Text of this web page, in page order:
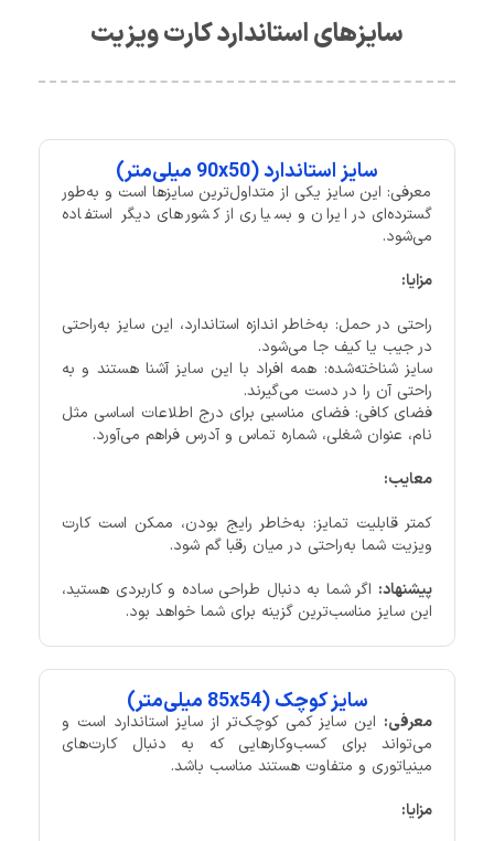
سایزهای استاندارد کارت ویزیت
سایز استاندارد (90x50 میلی‌متر)
معرفی: این سایز یکی از متداول‌ترین سایزها است و به‌طور
گسترده‌ای در ایران و بسیاری از کشورهای دیگر استفاده
می‌شود.
مزایا:
راحتی در حمل: به‌خاطر اندازه استاندارد، این سایز به‌راحتی
در جیب یا کیف جا می‌شود.
سایز شناخته‌شده: همه افراد با این سایز آشنا هستند و به
راحتی آن را در دست می‌گیرند.
فضای کافی: فضای مناسبی برای درج اطلاعات اساسی مثل
نام، عنوان شغلی، شماره تماس و آدرس فراهم می‌آورد.
معایب:
کمتر قابلیت تمایز: به‌خاطر رایج بودن، ممکن است کارت
ویزیت شما به‌راحتی در میان رقبا گم شود.
پیشنهاد: اگر شما به دنبال طراحی ساده و کاربردی هستید،
این سایز مناسب‌ترین گزینه برای شما خواهد بود.
سایز کوچک (85x54 میلی‌متر)
معرفی: این سایز کمی کوچک‌تر از سایز استاندارد است و
می‌تواند برای کسب‌وکارهایی که به دنبال کارت‌های
مینیاتوری و متفاوت هستند مناسب باشد.
مزایا: